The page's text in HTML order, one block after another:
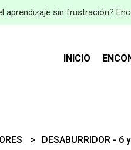
aprendizaje sin frustración?
INICIO
DESABURRIDOR - 6